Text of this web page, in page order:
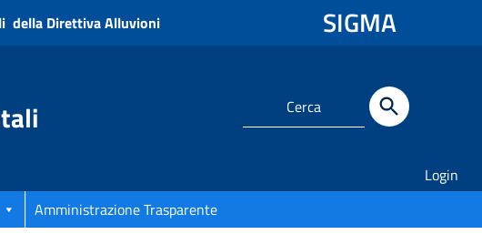
della Direttiva Alluvioni SIGMA
Login
Amministrazione Trasparente